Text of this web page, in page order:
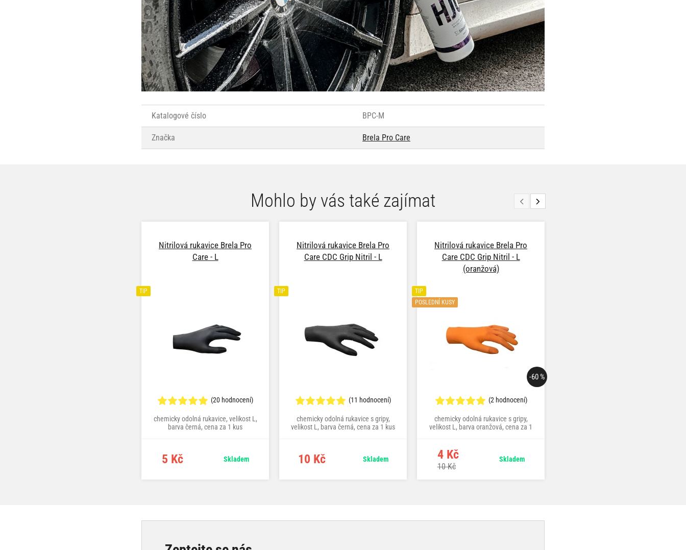
Katalogové číslo BPC-M
Značka Brela Pro Care
Mohlo by vás také zajímat
Nitrilová rukavice Brela Pro
Care - L
TIP
(20 hodnocení)
chemicky odolná rukavice, velikost L,
barva černá, cena za 1 kus
5 Kč Skladem
Nitrilová rukavice Brela Pro
Care CDC Grip Nitril - L
TIP
(11 hodnocení)
chemicky odolná rukavice s gripy,
velikost L, barva černá, cena za 1 kus
10 Kč Skladem
Nitrilová rukavice Brela Pro
Care CDC Grip Nitril - L
(oranžová)
-60 %
TIP
POSLEDNÍ KUSY
(2 hodnocení)
chemicky odolná rukavice s gripy,
velikost L, barva oranžová, cena za 1
4 Kč
10 Kč
Skladem